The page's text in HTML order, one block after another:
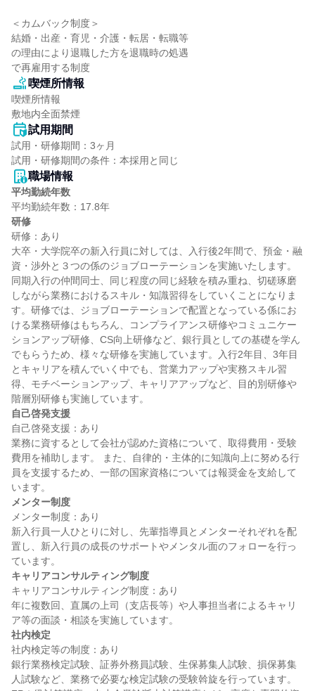
＜カムバック制度＞
結婚・出産・育児・介護・転居・転職等
の理由により退職した方を退職時の処遇
で再雇用する制度
喫煙所情報
喫煙所情報
敷地内全面禁煙
試用期間
試用・研修期間：3ヶ月
職場情報
平均勤続年数
研修
研修：あり
大卒・大学院卒の新入行員に対しては、入行後2年間で、預金・融
資・渉外と３つの係のジョブローテーションを実施いたします。
同期入行の仲間同士、同じ程度の同じ経験を積み重ね、切磋琢磨
しながら業務におけるスキル・知識習得をしていくことになりま
す。研修では、ジョブローテーションで配置となっている係にお
ける業務研修はもちろん、コンプライアンス研修やコミュニケー
ションアップ研修、CS向上研修など、銀行員としての基礎を学ん
でもらうため、様々な研修を実施しています。入行2年目、3年目
とキャリアを積んでいく中でも、営業力アップや実務スキル習
得、モチベーションアップ、キャリアアップなど、目的別研修や
自己啓発支援
自己啓発支援：あり
業務に資するとして会社が認めた資格について、取得費用・受験
費用を補助します。 また、自律的・主体的に知識向上に努める行
員を支援するため、一部の国家資格については報奨金を支給して
メンター制度
メンター制度：あり
新入行員一人ひとりに対し、先輩指導員とメンターそれぞれを配
置し、新入行員の成長のサポートやメンタル面のフォローを行っ
キャリアコンサルティング制度
キャリアコンサルティング制度：あり
年に複数回、直属の上司（支店長等）や人事担当者によるキャリ
社内検定
社内検定等の制度：あり
銀行業務検定試験、証券外務員試験、生保募集人試験、損保募集
人試験など、業務で必要な検定試験の受験斡旋を行っています。